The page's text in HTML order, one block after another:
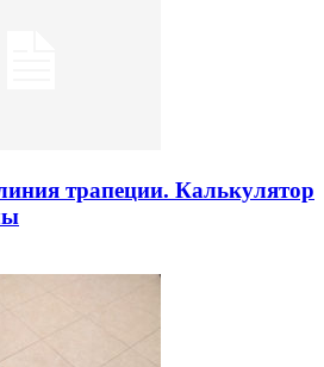
трапеции. Калькулятор